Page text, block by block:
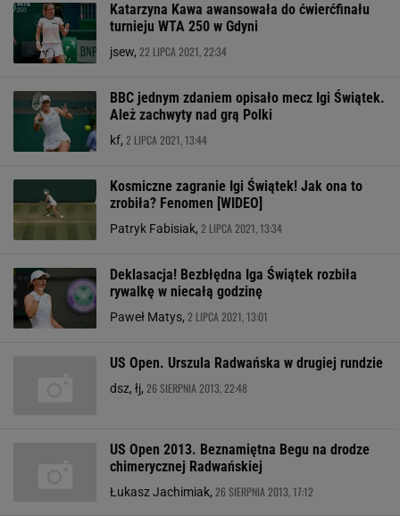
Katarzyna Kawa awansowała do ćwierćfinału
turnieju WTA 250 w Gdyni
jsew, 22 LIPCA 2021, 22:34
BBC jednym zdaniem opisało mecz Igi Świątek.
Ależ zachwyty nad grą Polki
kf, 2 LIPCA 2021, 13:44
Kosmiczne zagranie Igi Świątek! Jak ona to
zrobiła? Fenomen [WIDEO]
Patryk Fabisiak, 2 LIPCA 2021, 13:34
Deklasacja! Bezbłędna Iga Świątek rozbiła
rywalkę w niecałą godzinę
Paweł Matys, 2 LIPCA 2021, 13:01
US Open. Urszula Radwańska w drugiej rundzie
dsz, łj, 26 SIERPNIA 2013, 22:48
US Open 2013. Beznamiętna Begu na drodze
chimerycznej Radwańskiej
Łukasz Jachimiak, 26 SIERPNIA 2013, 17:12